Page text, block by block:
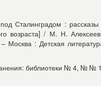
Сталинградом :
возраста] / М. Н.
Москва : Детская
библиотеки № 4, № №